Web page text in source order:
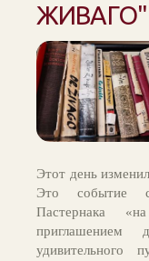
ЖИВАГО"
Этот день
Это событие
Пастернака
приглашением